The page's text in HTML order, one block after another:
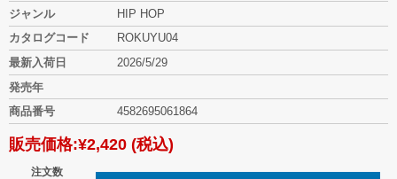
ジャンル
HIP HOP
カタログコード
ROKUYU04
最新入荷日
2026/5/29
発売年
商品番号
4582695061864
販売価格:¥2,420 (税込)
注文数